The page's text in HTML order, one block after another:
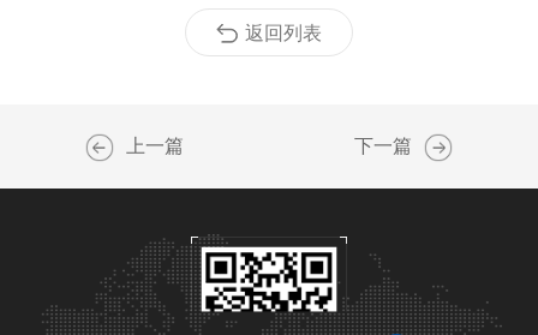
返回列表
上一篇 下一篇